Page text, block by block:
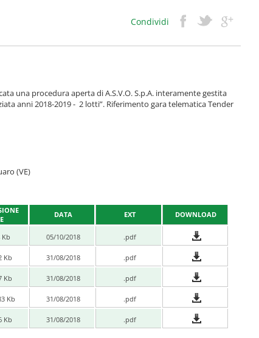
Condividi
una procedura aperta di A.S.V.O. S.p.A. interamente gestita
anni 2018-2019 - 2 lotti”. Riferimento gara telematica Tender
(VE)
DATA EXT DOWNLOAD
Kb 05/10/2018 .pdf
Kb 31/08/2018 .pdf
Kb 31/08/2018 .pdf
Kb 31/08/2018 .pdf
Kb 31/08/2018 .pdf